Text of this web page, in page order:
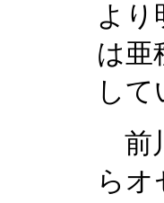
より
は亜
して
前
ら